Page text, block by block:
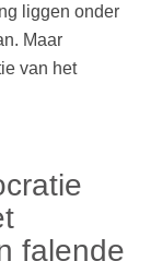
liggen onder
Maar
van het
falende